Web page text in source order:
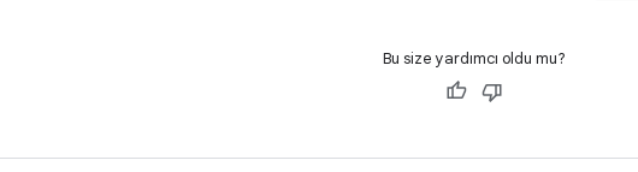
Bu size yardımcı oldu mu?